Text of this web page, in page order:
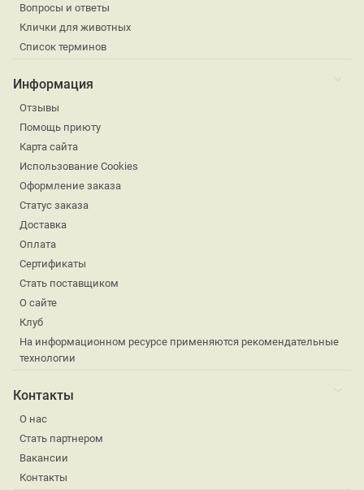
Вопросы и ответы
Клички для животных
Список терминов
Информация
Отзывы
Помощь приюту
Карта сайта
Использование Cookies
Оформление заказа
Статус заказа
Доставка
Оплата
Сертификаты
Стать поставщиком
О сайте
Клуб
На информационном ресурсе применяются рекомендательные
технологии
Контакты
О нас
Стать партнером
Вакансии
Контакты